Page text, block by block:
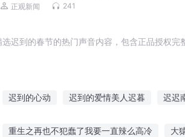
正观新闻 241
迟到的春节的热门声音内容，包含正品授权
迟到的心动 迟到的爱情美人迟暮 迟迟
重生之再也不犯蠢了我要一直辣么高冷 大